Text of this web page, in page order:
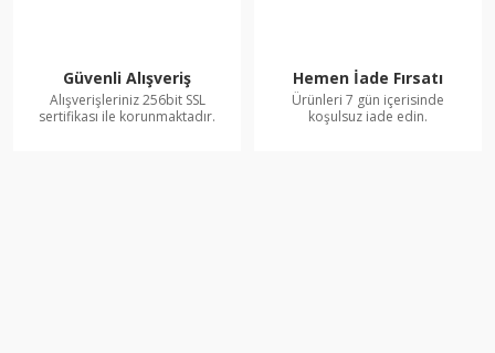
Güvenli Alışveriş
Alışverişleriniz 256bit SSL
sertifikası ile korunmaktadır.
Hemen İade Fırsatı
Ürünleri 7 gün içerisinde
koşulsuz iade edin.